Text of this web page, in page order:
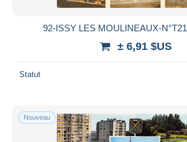
92-ISSY LES MOULINEAUX-
± 6,91 $US
Statut
Nouveau